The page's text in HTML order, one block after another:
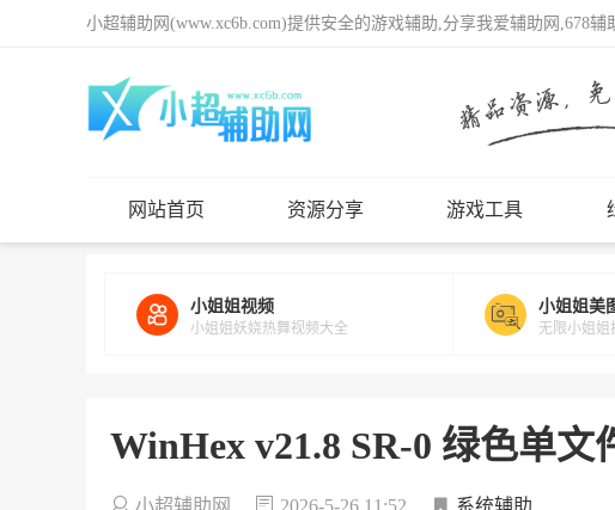
小超辅助网(www.xc6b.com)提供安全的游戏辅助,分享我爱辅助网,678辅
网站首页 资源分享 游戏工具
小姐姐视频
小姐姐妖娆热舞视频大全
小姐姐美
无限小姐姐
WinHex v21.8 SR-0 绿色单
小超辅助网 2026-5-26 11:52 系统辅助